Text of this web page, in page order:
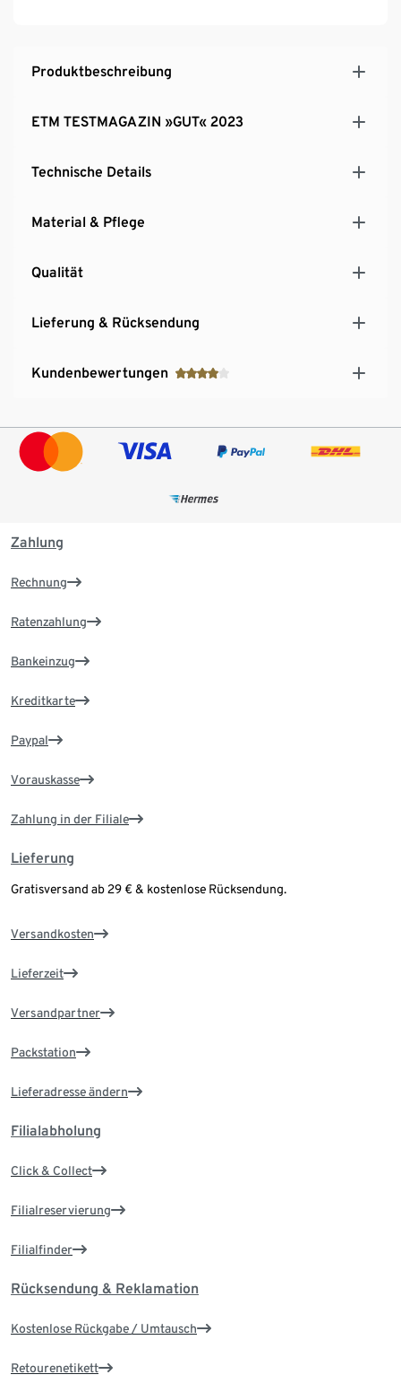
Produktbeschreibung
ETM TESTMAGAZIN »GUT« 2023
Technische Details
Material & Pflege
Qualität
Lieferung & Rücksendung
Kundenbewertungen
Zahlung
Rechnung
Ratenzahlung
Bankeinzug
Kreditkarte
Paypal
Vorauskasse
Zahlung in der Filiale
Lieferung
Gratisversand ab 29 € & kostenlose Rücksendung.
Versandkosten
Lieferzeit
Versandpartner
Packstation
Lieferadresse ändern
Filialabholung
Click & Collect
Filialreservierung
Filialfinder
Rücksendung & Reklamation
Kostenlose Rückgabe / Umtausch
Retourenetikett